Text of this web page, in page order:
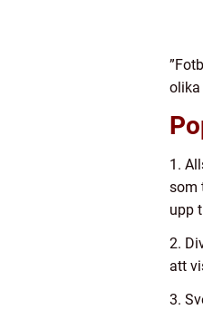
olika
1.
som
upp
2.
att
3.